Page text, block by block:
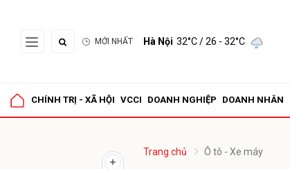
MỚI NHẤT Hà Nội 32°C/ 26 - 32°C
CHÍNH TRỊ - XÃ HỘI VCCI DOANH NGHIỆP DOANH NHÂN
Trang chủ Ô tô - Xe máy